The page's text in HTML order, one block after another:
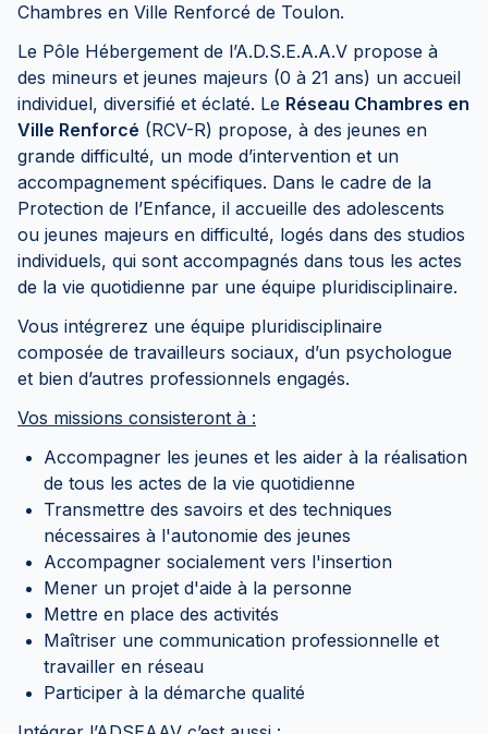
Chambres en Ville Renforcé de Toulon.
Le Pôle Hébergement de l’A.D.S.E.A.A.V propose à
des mineurs et jeunes majeurs (0 à 21 ans) un accueil
individuel, diversifié et éclaté. Le Réseau Chambres en
Ville Renforcé (RCV-R) propose, à des jeunes en
grande difficulté, un mode d’intervention et un
accompagnement spécifiques. Dans le cadre de la
Protection de l’Enfance, il accueille des adolescents
ou jeunes majeurs en difficulté, logés dans des studios
individuels, qui sont accompagnés dans tous les actes
de la vie quotidienne par une équipe pluridisciplinaire.
Vous intégrerez une équipe pluridisciplinaire
composée de travailleurs sociaux, d’un psychologue
et bien d’autres professionnels engagés.
Vos missions consisteront à :
Accompagner les jeunes et les aider à la réalisation
de tous les actes de la vie quotidienne
Transmettre des savoirs et des techniques
nécessaires à l'autonomie des jeunes
Accompagner socialement vers l'insertion
Mener un projet d'aide à la personne
Mettre en place des activités
Maîtriser une communication professionnelle et
travailler en réseau
Participer à la démarche qualité